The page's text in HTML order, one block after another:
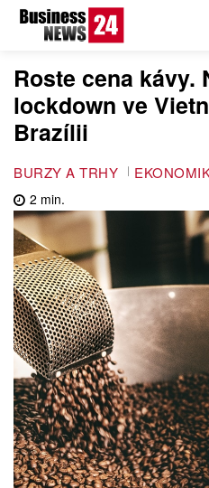
Roste cena kávy.
lockdown ve
Brazílii
BURZY A TRHY
2 min.